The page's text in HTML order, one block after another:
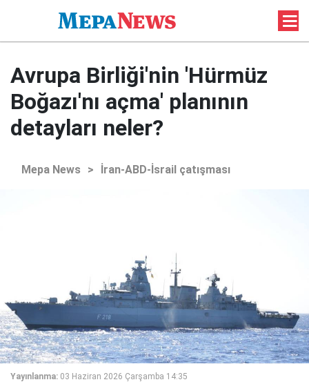
Avrupa Birliği'nin 'Hürmüz
Boğazı'nı açma' planının
detayları neler?
Mepa News > İran-ABD-İsrail çatışması
Yayınlanma: 03 Haziran 2026 Çarşamba 14:35